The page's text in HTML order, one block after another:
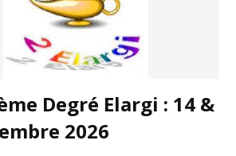
Degré Elargi : 14 &
2026